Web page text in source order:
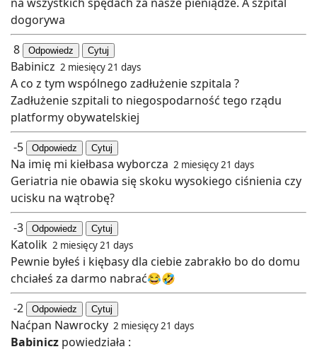
dogorywa
8
Odpowiedz Cytuj
Babinicz 2 miesięcy 21 days
A co z tym wspólnego zadłużenie szpitala ?
Zadłużenie szpitali to niegospodarność tego rządu
platformy obywatelskiej
-5
Odpowiedz Cytuj
Na imię mi kiełbasa wyborcza 2 miesięcy 21 days
Geriatria nie obawia się skoku wysokiego ciśnienia czy
ucisku na wątrobę?
-3
Odpowiedz Cytuj
Katolik 2 miesięcy 21 days
Pewnie byłeś i kiębasy dla ciebie zabrakło bo do domu
chciałeś za darmo nabrać😂🤣
-2
Odpowiedz Cytuj
Naćpan Nawrocky 2 miesięcy 21 days
Babinicz powiedziała :